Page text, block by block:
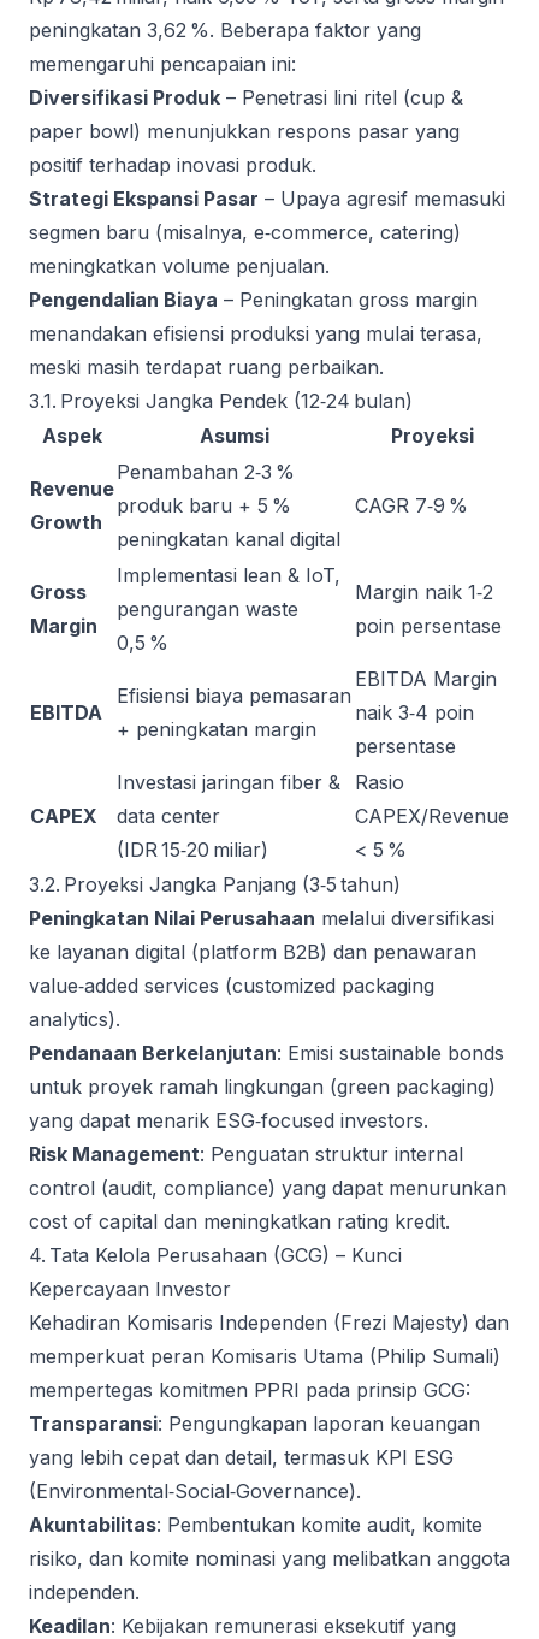
peningkatan 3,62 %. Beberapa faktor yang
memengaruhi pencapaian ini:
Diversifikasi Produk – Penetrasi lini ritel (cup &
paper bowl) menunjukkan respons pasar yang
positif terhadap inovasi produk.
Strategi Ekspansi Pasar – Upaya agresif memasuki
segmen baru (misalnya, e‑commerce, catering)
meningkatkan volume penjualan.
Pengendalian Biaya – Peningkatan gross margin
menandakan efisiensi produksi yang mulai terasa,
meski masih terdapat ruang perbaikan.
3.1. Proyeksi Jangka Pendek (12‑24 bulan)
Aspek
Asumsi Proyeksi
Revenue
Growth
Penambahan 2‑3 %
produk baru + 5 %
peningkatan kanal digital
CAGR 7‑9 %
Gross
Margin
Implementasi lean & IoT,
pengurangan waste
0,5 %
Margin naik 1‑2
poin persentase
EBITDA
Efisiensi biaya pemasaran
+ peningkatan margin
EBITDA Margin
naik 3‑4 poin
persentase
CAPEX
Investasi jaringan fiber &
data center
(IDR 15‑20 miliar)
Rasio
CAPEX/Revenue
< 5 %
3.2. Proyeksi Jangka Panjang (3‑5 tahun)
Peningkatan Nilai Perusahaan melalui diversifikasi
ke layanan digital (platform B2B) dan penawaran
value‑added services (customized packaging
analytics).
Pendanaan Berkelanjutan: Emisi sustainable bonds
untuk proyek ramah lingkungan (green packaging)
yang dapat menarik ESG‑focused investors.
Risk Management: Penguatan struktur internal
control (audit, compliance) yang dapat menurunkan
cost of capital dan meningkatkan rating kredit.
4. Tata Kelola Perusahaan (GCG) – Kunci
Kepercayaan Investor
Kehadiran Komisaris Independen (Frezi Majesty) dan
memperkuat peran Komisaris Utama (Philip Sumali)
mempertegas komitmen PPRI pada prinsip GCG:
Transparansi: Pengungkapan laporan keuangan
yang lebih cepat dan detail, termasuk KPI ESG
(Environmental‑Social‑Governance).
Akuntabilitas: Pembentukan komite audit, komite
risiko, dan komite nominasi yang melibatkan anggota
independen.
Keadilan: Kebijakan remunerasi eksekutif yang